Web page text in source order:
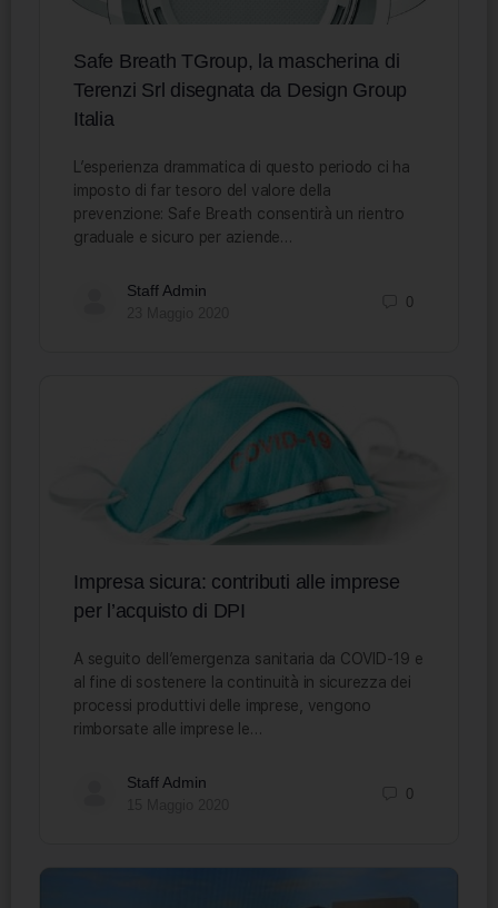
Safe Breath TGroup, la mascherina di
Terenzi Srl disegnata da Design Group
Italia
L’esperienza drammatica di questo periodo ci ha
imposto di far tesoro del valore della
prevenzione: Safe Breath consentirà un rientro
graduale e sicuro per aziende…
Staff Admin
0
Impresa sicura: contributi alle imprese
per l’acquisto di DPI
A seguito dell’emergenza sanitaria da COVID-19 e
al fine di sostenere la continuità in sicurezza dei
processi produttivi delle imprese, vengono
rimborsate alle imprese le…
Staff Admin
0